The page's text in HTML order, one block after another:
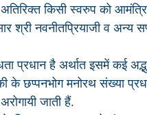
किसी स्वरुप को
श्री नवनीतप्रियाजी व अन्य
प्रधान है अर्थात इसमें कई
के छप्पनभोग मनोरथ संख्या
जाती हैं.